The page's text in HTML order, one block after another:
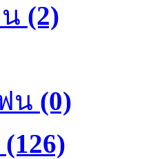
(2)
น (0)
(126)